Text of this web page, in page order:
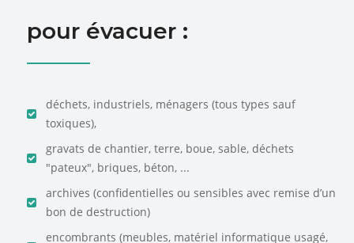
pour évacuer :
déchets, industriels, ménagers (tous types sauf
toxiques),
gravats de chantier, terre, boue, sable, déchets
"pateux", briques, béton, ...
archives (confidentielles ou sensibles avec remise d’un
bon de destruction)
encombrants (meubles, matériel informatique usagé,